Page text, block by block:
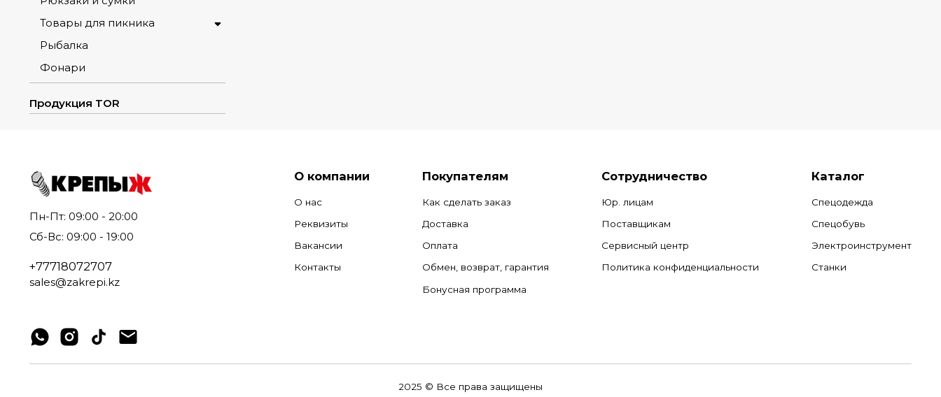
Товары для пикника
Рыбалка
Фонари
Продукция TOR
Пн-Пт: 09:00 - 20:00
Сб-Вс: 09:00 - 19:00
+77718072707
sales@zakrepi.kz
О компании
О нас
Реквизиты
Вакансии
Контакты
Покупателям
Как сделать заказ
Доставка
Оплата
Обмен, возврат, гарантия
Бонусная программа
Сотрудничество
Юр. лицам
Поставщикам
Сервисный центр
Политика конфиденциальности
Каталог
Спецодежда
Спецобувь
Электроинструмент
Станки
2025 © Все права защищены